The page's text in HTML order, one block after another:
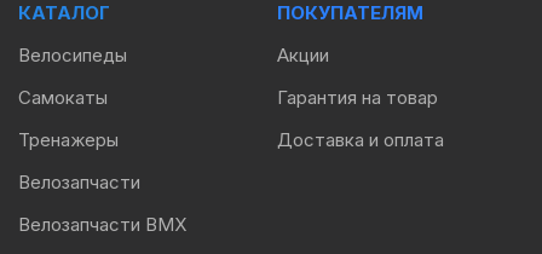
КАТАЛОГ
Велосипеды
Самокаты
Тренажеры
Велозапчасти
Велозапчасти BMX
ПОКУПАТЕЛЯМ
Акции
Гарантия на товар
Доставка и оплата